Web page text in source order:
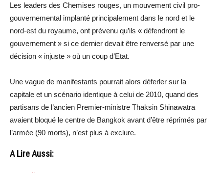
Les leaders des Chemises rouges, un mouvement civil pro-
gouvernemental implanté principalement dans le nord et le
nord-est du royaume, ont prévenu qu’ils « défendront le
gouvernement » si ce dernier devait être renversé par une
décision « injuste » où un coup d’Etat.
Une vague de manifestants pourrait alors déferler sur la
capitale et un scénario identique à celui de 2010, quand des
partisans de l’ancien Premier-ministre Thaksin Shinawatra
avaient bloqué le centre de Bangkok avant d’être réprimés par
l’armée (90 morts), n’est plus à exclure.
A Lire Aussi: